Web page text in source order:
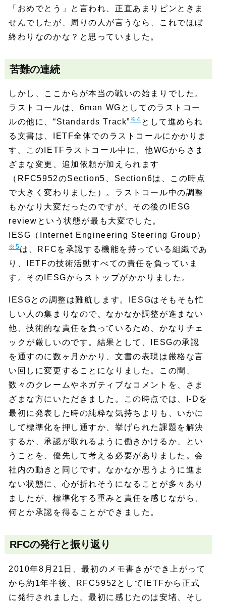
「おめでとう」と言われ、正直あまりピンときま
せんでしたが、周りの人が言うなら、これでほぼ
終わりなのかな？と思っていました。
苦難の連続
しかし、ここからが本当の戦いの始まりでした。
ラストコールは、6man WGとしてのラストコー
ルの他に、“Standards Track”※4として進められ
る文書は、IETF全体でのラストコールにかかりま
す。このIETFラストコール中に、他WGからさま
ざまな変更、追加依頼が加えられます
（RFC5952のSection5、Section6は、この時点
で大きく変わりました）。ラストコール中の調整
もかなり大変だったのですが、その後のIESG
reviewという状態が最も大変でした。
IESG（Internet Engineering Steering Group）
※5は、RFCを承認する機能を持っている組織であ
り、IETFの技術活動すべての責任を負っていま
す。そのIESGからストップがかかりました。
IESGとの調整は難航します。IESGはそもそも忙
しい人の集まりなので、なかなか調整が進まない
他、技術的な責任を負っているため、かなりチェ
ックが厳しいのです。結果として、IESGの承認
を通すのに数ヶ月かかり、文書の表現は厳格な言
い回しに変更することになりました。この間、
数々のクレームやネガティブなコメントを、さま
ざまな方にいただきました。この時点では、I-Dを
最初に発表した時の純粋な気持ちよりも、いかに
して標準化を押し通すか、挙げられた課題を解決
するか、承認が取れるように働きかけるか、とい
うことを、優先して考える必要がありました。会
社内の動きと同じです。なかなか思うように進ま
ない状態に、心が折れそうになることが多々あり
ましたが、標準化する重みと責任を感じながら、
何とか承認を得ることができました。
RFCの発行と振り返り
2010年8月21日、最初のメモ書きができ上がって
から約1年半後、RFC5952としてIETFから正式
に発行されました。最初に感じたのは安堵、そし